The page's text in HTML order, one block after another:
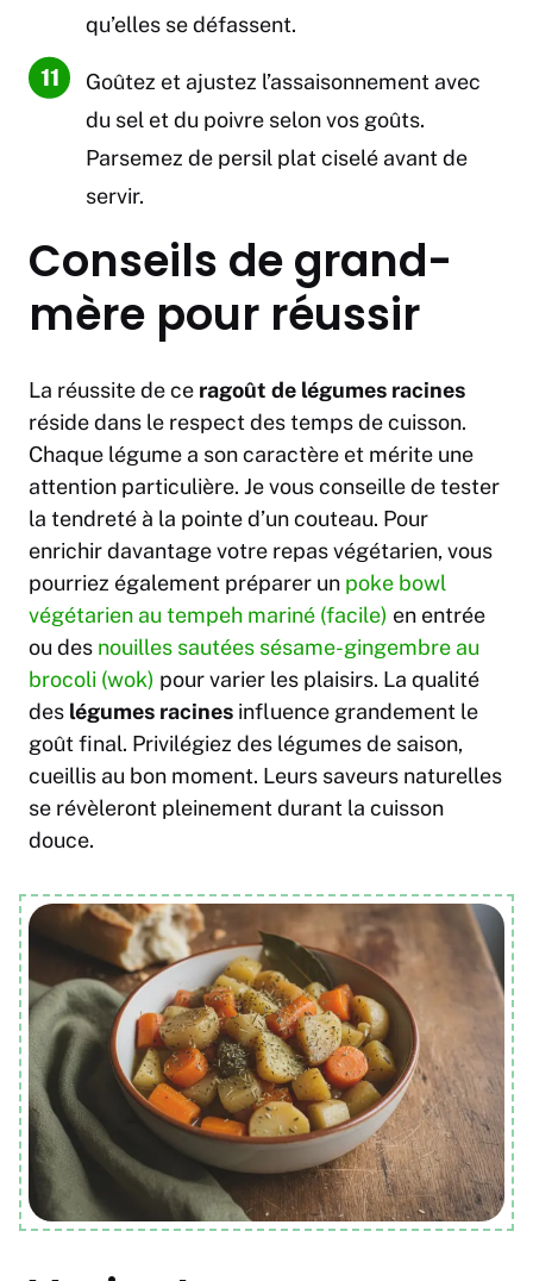
qu’elles se défassent.
Goûtez et ajustez l’assaisonnement avec
du sel et du poivre selon vos goûts.
Parsemez de persil plat ciselé avant de
servir.
Conseils de grand-
mère pour réussir
La réussite de ce ragoût de légumes racines
réside dans le respect des temps de cuisson.
Chaque légume a son caractère et mérite une
attention particulière. Je vous conseille de tester
la tendreté à la pointe d’un couteau. Pour
enrichir davantage votre repas végétarien, vous
pourriez également préparer un poke bowl
végétarien au tempeh mariné (facile) en entrée
ou des nouilles sautées sésame-gingembre au
brocoli (wok) pour varier les plaisirs. La qualité
des légumes racines influence grandement le
goût final. Privilégiez des légumes de saison,
cueillis au bon moment. Leurs saveurs naturelles
se révèleront pleinement durant la cuisson
douce.